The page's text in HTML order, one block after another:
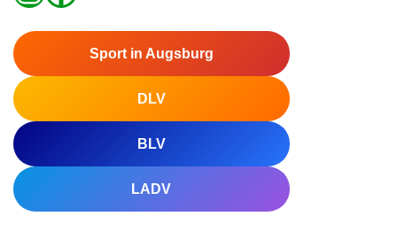
Sport in Augsburg
DLV
BLV
LADV